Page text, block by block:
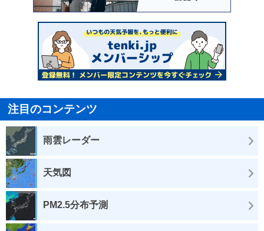
注目のコンテンツ
雨雲レーダー
天気図
PM2.5分布予測